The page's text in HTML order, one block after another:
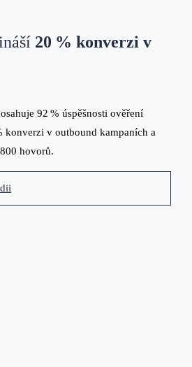
20 % konverzi v
92 % úspěšnosti ověření
konverzi v outbound kampaních a
hovorů.